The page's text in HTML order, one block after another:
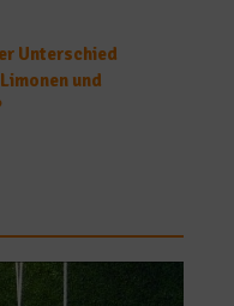
Unterschied
und